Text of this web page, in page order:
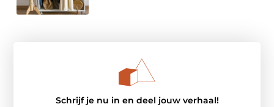
Schrijf je nu in en deel jouw verhaal!